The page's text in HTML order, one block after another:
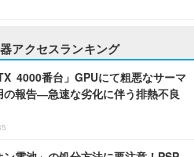
アクセスランキング
4000番台」GPUにて粗悪なサーマ
の報告―急速な劣化に伴う排熱不良